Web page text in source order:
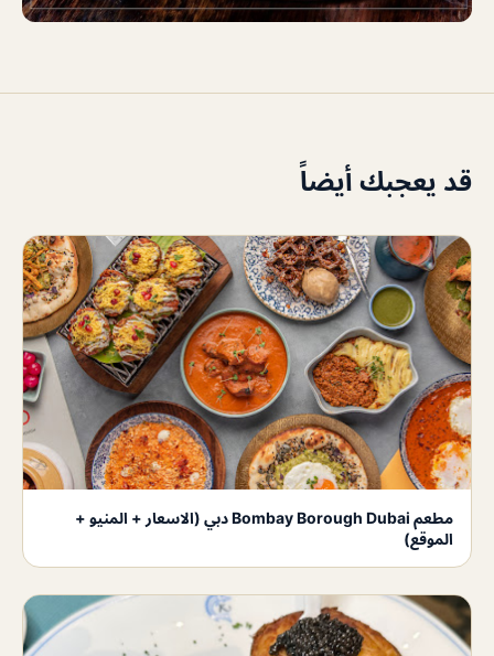
قد يعجبك أيضاً
مطعم Bombay Borough Dubai دبي (الاسعار + المنيو +
الموقع)